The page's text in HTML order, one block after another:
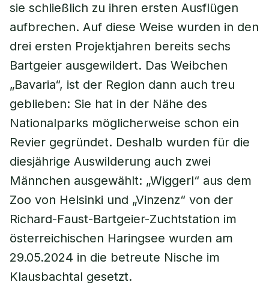
sie schließlich zu ihren ersten Ausflügen
aufbrechen. Auf diese Weise wurden in den
drei ersten Projektjahren bereits sechs
Bartgeier ausgewildert. Das Weibchen
„Bavaria“, ist der Region dann auch treu
geblieben: Sie hat in der Nähe des
Nationalparks möglicherweise schon ein
Revier gegründet. Deshalb wurden für die
diesjährige Auswilderung auch zwei
Männchen ausgewählt: „Wiggerl“ aus dem
Zoo von Helsinki und „Vinzenz“ von der
Richard-Faust-Bartgeier-Zuchtstation im
österreichischen Haringsee wurden am
29.05.2024 in die betreute Nische im
Klausbachtal gesetzt.